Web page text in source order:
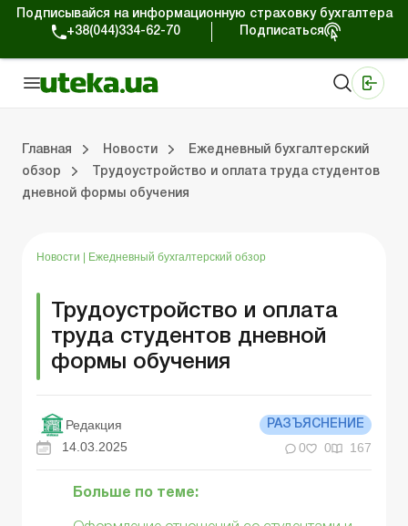
Подписывайся на информационную страховку бухгалтера
+38(044)334-62-70
Подписаться
Главная Новости
Ежедневный бухгалтерский
обзор
Трудоустройство и оплата труда студентов
дневной формы обучения
Новости Ежедневный бухгалтерский обзор
Трудоустройство и оплата
труда студентов дневной
формы обучения
Редакция РАЗЪЯСНЕНИЕ
14.03.2025 0 0 167
Больше по теме: